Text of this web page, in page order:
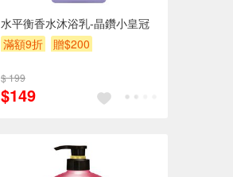
水平衡香水沐浴乳-晶鑽小皇冠
滿額9折
贈$200
$ 199
$149